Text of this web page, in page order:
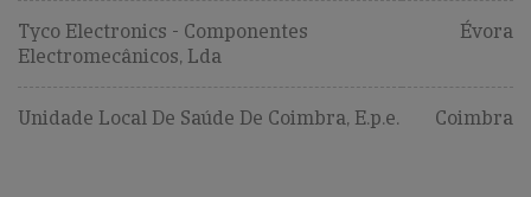
Tyco Electronics - Componentes
Electromecânicos, Lda
Évora
Unidade Local De Saúde De Coimbra, E.p.e. Coimbra